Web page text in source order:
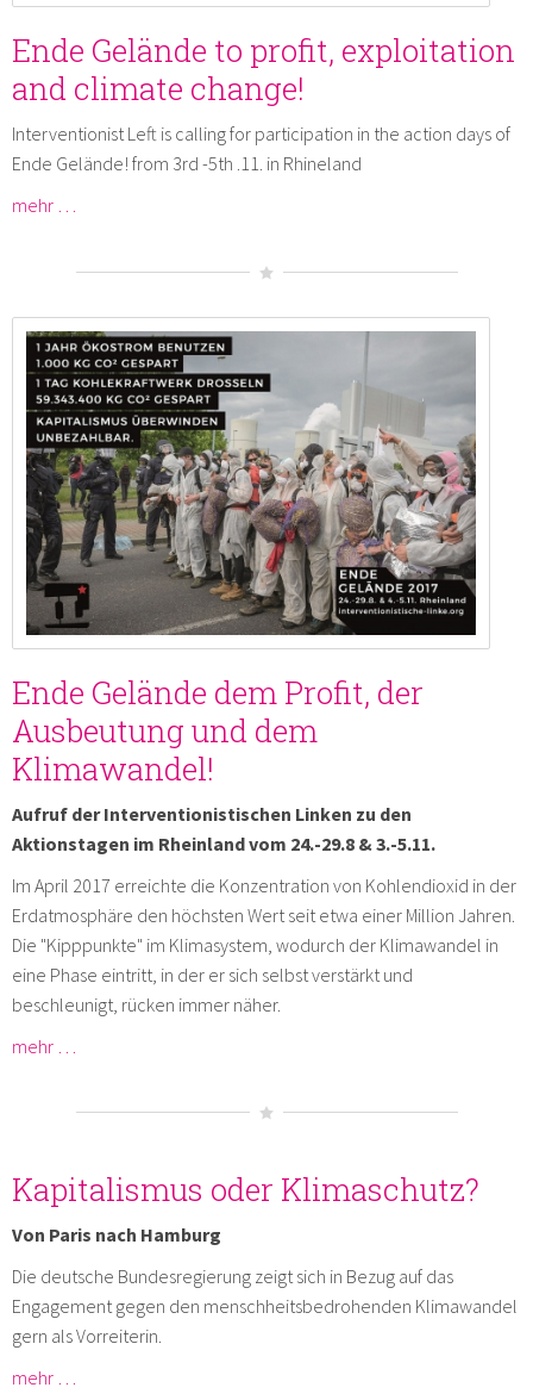
Ende Gelände to profit, exploitation
and climate change!
Interventionist Left is calling for participation in the action days of
Ende Gelände! from 3rd -5th .11. in Rhineland
mehr …
Ende Gelände dem Profit, der
Ausbeutung und dem
Klimawandel!
Aufruf der Interventionistischen Linken zu den
Aktionstagen im Rheinland vom 24.-29.8 & 3.-5.11.
Im April 2017 erreichte die Konzentration von Kohlendioxid in der
Erdatmosphäre den höchsten Wert seit etwa einer Million Jahren.
Die "Kipppunkte" im Klimasystem, wodurch der Klimawandel in
eine Phase eintritt, in der er sich selbst verstärkt und
beschleunigt, rücken immer näher.
mehr …
Kapitalismus oder Klimaschutz?
Von Paris nach Hamburg
Die deutsche Bundesregierung zeigt sich in Bezug auf das
Engagement gegen den menschheitsbedrohenden Klimawandel
gern als Vorreiterin.
mehr …